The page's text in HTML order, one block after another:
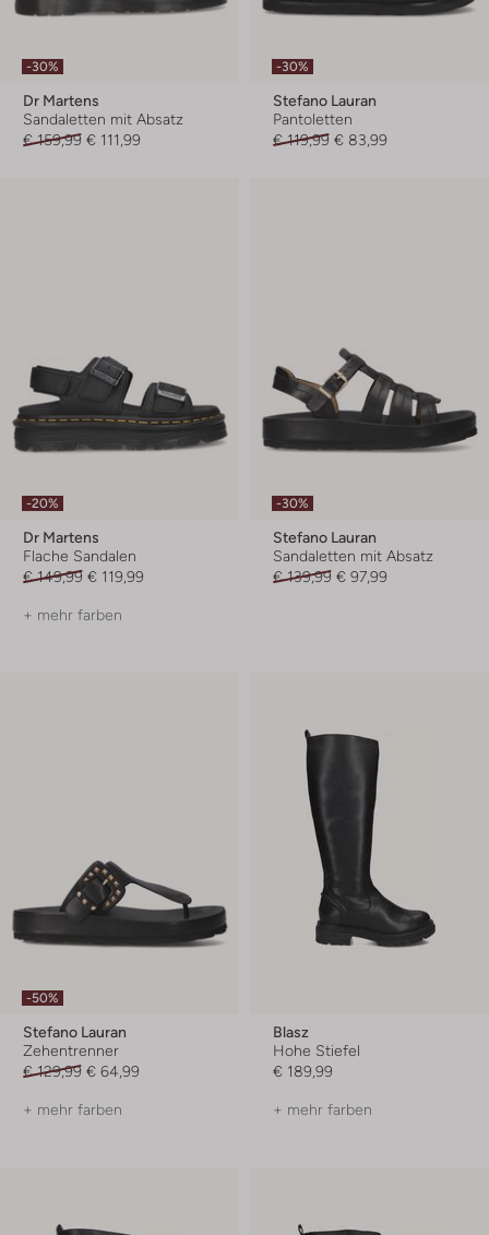
-30%
Dr Martens
Sandaletten mit Absatz
€ 159,99 € 111,99
-30%
Stefano Lauran
Pantoletten
€ 119,99 € 83,99
-20%
Dr Martens
Flache Sandalen
€ 149,99 € 119,99
+ mehr farben
-30%
Stefano Lauran
Sandaletten mit Absatz
€ 139,99 € 97,99
-50%
Stefano Lauran
Zehentrenner
€ 129,99 € 64,99
+ mehr farben
Blasz
Hohe Stiefel
€ 189,99
+ mehr farben